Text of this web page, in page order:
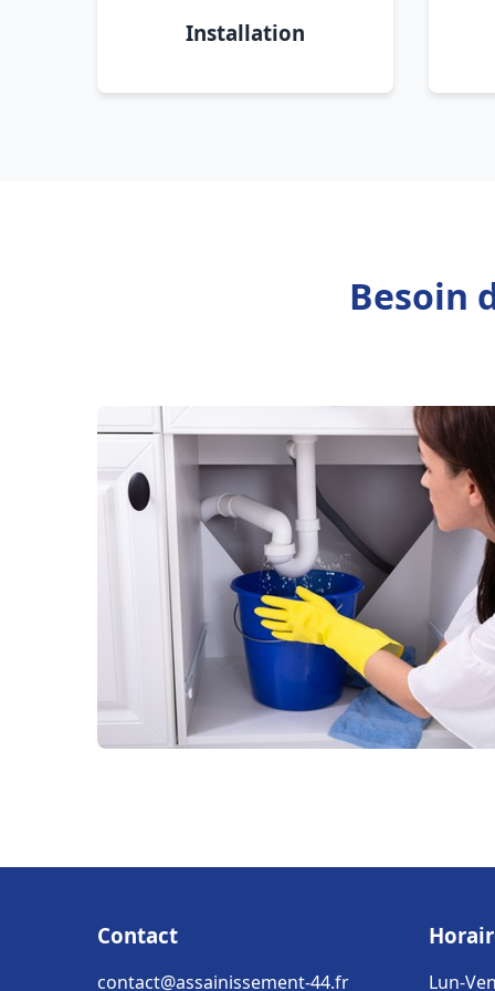
Installation
Besoin
Contact
contact@assainissement-44.fr Lun-